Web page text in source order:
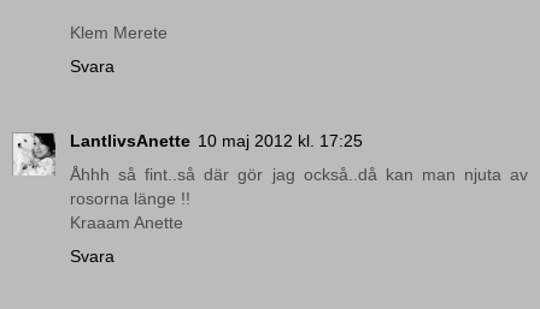
Klem Merete
Svara
LantlivsAnette 10 maj 2012 kl. 17:25
Åhhh så fint..så där gör jag också..då kan man njuta av
rosorna länge !!
Kraaam Anette
Svara